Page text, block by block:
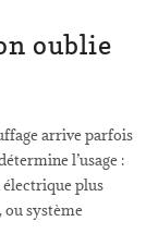
oublie
arrive parfois
l’usage :
plus
ou système